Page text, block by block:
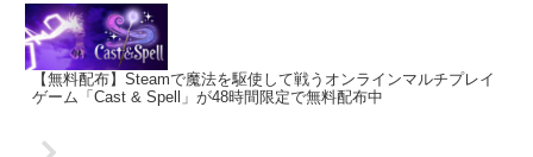
【無料配布】Steamで魔法を駆使して戦うオンラインマルチプレイ
ゲーム「Cast & Spell」が48時間限定で無料配布中